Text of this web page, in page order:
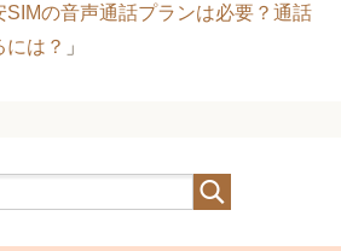
SIMの音声通話プランは必要？通話
は？ 」